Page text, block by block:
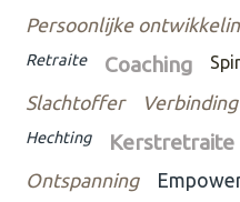
Persoonlijke
Retraite Coaching
Slachtoffer Verbinding
Hechting Kerstretraite
Ontspanning